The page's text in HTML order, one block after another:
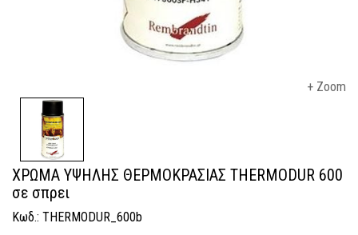
+ Zoom
ΧΡΩΜΑ ΥΨΗΛΗΣ ΘΕΡΜΟΚΡΑΣΙΑΣ THERMODUR 600
σε σπρει
Κωδ.: THERMODUR_600b